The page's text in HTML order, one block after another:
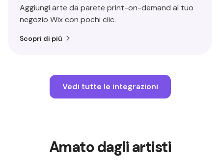
Aggiungi arte da parete print-on-demand al tuo
negozio Wix con pochi clic.
Scopri di più
Vedi tutte le integrazioni
Amato dagli artisti